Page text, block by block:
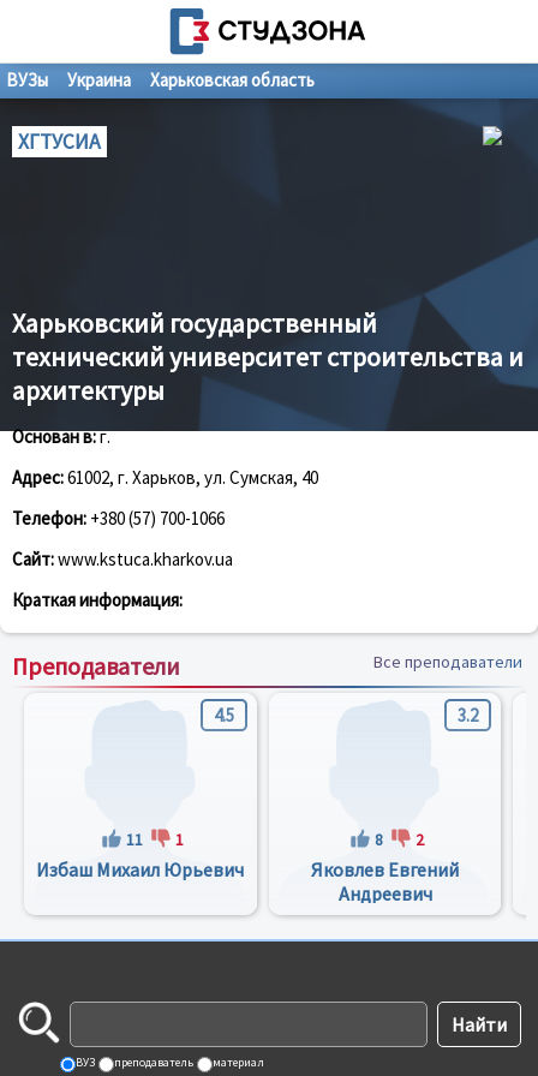
ВУЗы Украина Харьковская область
ХГТУСИА
Харьковский государственный
технический университет строительства и
архитектуры
Основан в:г.
Адрес:61002, г. Харьков, ул. Сумская, 40
Телефон: +380 (57) 700-1066
Сайт:www.kstuca.kharkov.ua
Краткая информация:
Преподаватели Все преподаватели
4.5
11 1
Избаш Михаил Юрьевич
3.2
8 2
Яковлев Евгений
Андреевич
ВУЗ преподаватель материал